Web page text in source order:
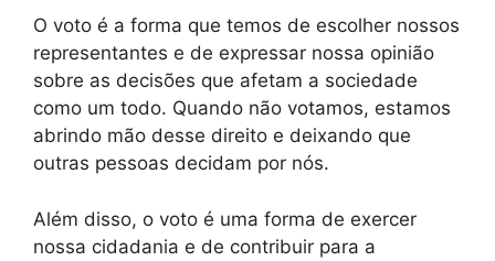
O voto é a forma que temos de escolher nossos
representantes e de expressar nossa opinião
sobre as decisões que afetam a sociedade
como um todo. Quando não votamos, estamos
abrindo mão desse direito e deixando que
outras pessoas decidam por nós.
Além disso, o voto é uma forma de exercer
nossa cidadania e de contribuir para a